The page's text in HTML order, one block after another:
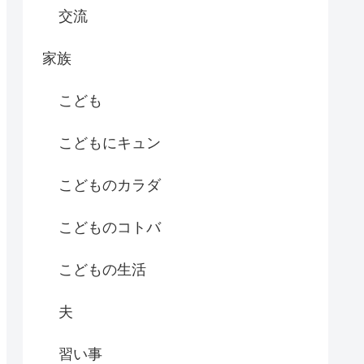
交流
家族
こども
こどもにキュン
こどものカラダ
こどものコトバ
こどもの生活
夫
習い事